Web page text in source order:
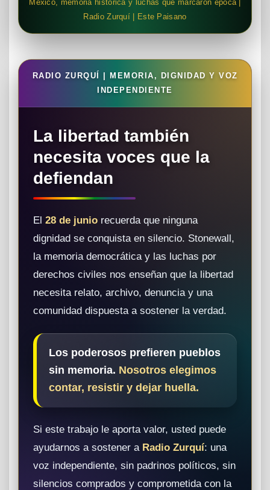
México, memoria histórica y luchas que marcaron época |
Radio Zurquí | Este Paisano
RADIO ZURQUÍ | MEMORIA, DIGNIDAD Y VOZ
INDEPENDIENTE
La libertad también
necesita voces que la
defiendan
El 28 de junio recuerda que ninguna
dignidad se conquista en silencio. Stonewall,
la memoria democrática y las luchas por
derechos civiles nos enseñan que la libertad
necesita relato, archivo, denuncia y una
comunidad dispuesta a sostener la verdad.
Los poderosos prefieren pueblos
sin memoria. Nosotros elegimos
contar, resistir y dejar huella.
Si este trabajo le aporta valor, usted puede
ayudarnos a sostener a Radio Zurquí: una
voz independiente, sin padrinos políticos, sin
silencios comprados y comprometida con la